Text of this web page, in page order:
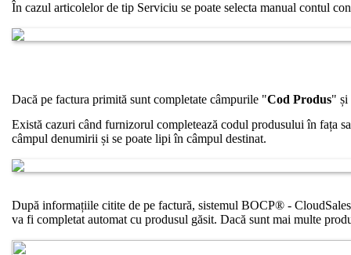
În cazul articolelor de tip Serviciu se poate selecta manual contul
Dacă pe factura primită sunt completate câmpurile "Cod Produs" și
Există cazuri când furnizorul completează codul produsului în fața
câmpul denumirii și se poate lipi în câmpul destinat.
După informațiile citite de pe factură, sistemul BOCP® -
va fi completat automat cu produsul găsit. Dacă sunt mai multe